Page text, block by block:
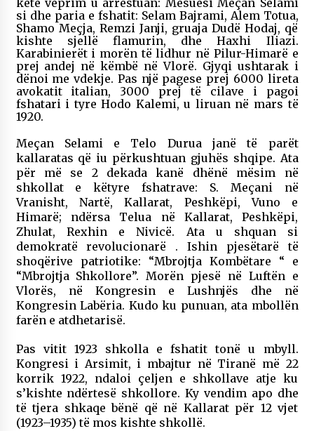
këtë veprim u arrestuan: Mësuesi Meçan Selami
si dhe paria e fshatit: Selam Bajrami, Alem Totua,
Shamo Meçja, Remzi Janji, gruaja Dudë Hodaj, që
kishte sjellë flamurin, dhe Haxhi Iliazi.
Karabinierët i morën të lidhur në Pilur-Himarë e
prej andej në këmbë në Vlorë. Gjyqi ushtarak i
dënoi me vdekje. Pas një pagese prej 6000 lireta
avokatit italian, 3000 prej të cilave i pagoi
fshatari i tyre Hodo Kalemi, u liruan në mars të
1920.
Meçan Selami e Telo Durua janë të parët
kallaratas që iu përkushtuan gjuhës shqipe. Ata
për më se 2 dekada kanë dhënë mësim në
shkollat e këtyre fshatrave: S. Meçani në
Vranisht, Nartë, Kallarat, Peshkëpi, Vuno e
Himarë; ndërsa Telua në Kallarat, Peshkëpi,
Zhulat, Rexhin e Nivicë. Ata u shquan si
demokratë revolucionarë . Ishin pjesëtarë të
shoqërive patriotike: “Mbrojtja Kombëtare “ e
“Mbrojtja Shkollore”. Morën pjesë në Luftën e
Vlorës, në Kongresin e Lushnjës dhe në
Kongresin Labëria. Kudo ku punuan, ata mbollën
farën e atdhetarisë.
Pas vitit 1923 shkolla e fshatit tonë u mbyll.
Kongresi i Arsimit, i mbajtur në Tiranë më 22
korrik 1922, ndaloi çeljen e shkollave atje ku
s’kishte ndërtesë shkollore. Ky vendim apo dhe
të tjera shkaqe bënë që në Kallarat për 12 vjet
(1923–1935) të mos kishte shkollë.